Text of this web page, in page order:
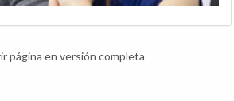
página en versión completa